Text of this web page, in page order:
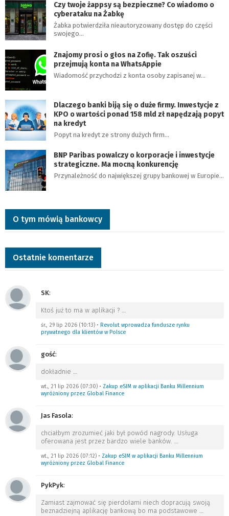
Czy twoje żappsy są bezpieczne? Co wiadomo o
cyberataku na Żabkę
Żabka potwierdziła nieautoryzowany dostęp do części
swojego…
Znajomy prosi o głos na Zofię. Tak oszuści
przejmują konta na WhatsAppie
Wiadomość przychodzi z konta osoby zapisanej w…
Dlaczego banki biją się o duże firmy. Inwestycje z
KPO o wartości ponad 158 mld zł napędzają popyt
na kredyt
Popyt na kredyt ze strony dużych firm…
BNP Paribas powalczy o korporacje i inwestycje
strategiczne. Ma mocną konkurencję
Przynależność do największej grupy bankowej w Europie…
O tym mówią bankowcy
Ostatnie komentarze
SK:
Ktoś już to ma w aplikacji ? …
śr., 29 lip 2026 (10:13) • Revolut wprowadza fundusze rynku
prywatnego dla klientów w Polsce
gość:
dokładnie …
wt., 21 lip 2026 (07:30) • Zakup eSIM w aplikacji Banku Millennium
wyróżniony przez Global Finance
Jas Fasola:
chciałbym zrozumieć jaki był powód nagrody. Usługa
oferowana jest przez bardzo wiele banków. …
wt., 21 lip 2026 (07:12) • Zakup eSIM w aplikacji Banku Millennium
wyróżniony przez Global Finance
PykPyk:
Zamiast zajmować się pierdołami niech dopracują swoją
beznadziejną aplikację bankową bo ma podstawowe …